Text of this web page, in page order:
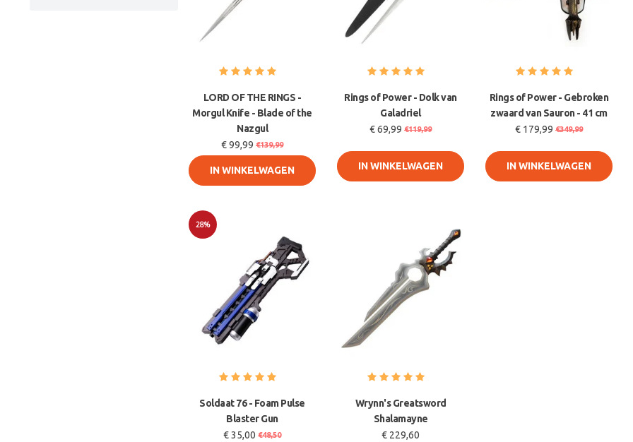
LORD OF THE RINGS -
Morgul Knife - Blade of the
Nazgul
€ 99,99 €139,99
IN WINKELWAGEN
Rings of Power - Dolk van
Galadriel
€ 69,99 €119,99
IN WINKELWAGEN
Rings of Power - Gebroken
zwaard van Sauron - 41 cm
€ 179,99 €349,99
IN WINKELWAGEN
28%
Soldaat 76 - Foam Pulse
Blaster Gun
€ 35,00 €48,50
Wrynn's Greatsword
Shalamayne
€ 229,60